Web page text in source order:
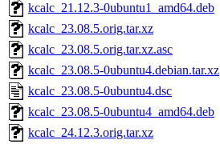
kcalc_21.12.3-0ubuntu1_amd64.deb
kcalc_23.08.5.orig.tar.xz
kcalc_23.08.5.orig.tar.xz.asc
kcalc_23.08.5-0ubuntu4.debian.tar.xz
kcalc_23.08.5-0ubuntu4.dsc
kcalc_23.08.5-0ubuntu4_amd64.deb
kcalc_24.12.3.orig.tar.xz